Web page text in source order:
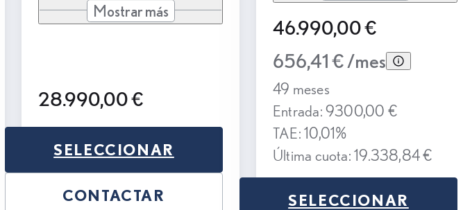
Mostrar más
28.990,00 €
SELECCIONAR
CONTACTAR
46.990,00 €
656,41 € /mes
49 meses
Entrada: 9300,00 €
TAE: 10,01%
Última cuota: 19.338,84 €
SELECCIONAR